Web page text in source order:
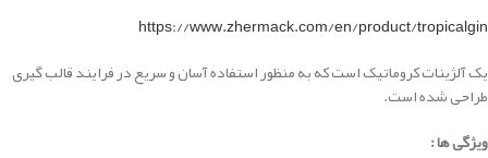
https://www.zhermack.com/en/product/tropicalgin
یک آلژینات کروماتیک است که به منظور استفاده آسان و سریع در فرایند قالب گیری
طراحی شده است.
ویژگی ها :